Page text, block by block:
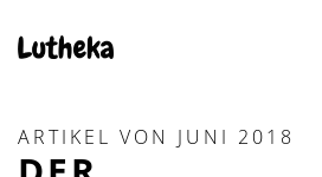
ARTIKEL VON JUNI 2018